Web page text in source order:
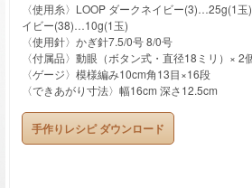
〈使用糸〉LOOP ダークネイビー(3)…25g(1
イビー(38)…10g(1玉)
〈使用針〉かぎ針7.5/0号 8/0号
〈付属品〉動眼（ボタン式・直径18ミリ）× 2
〈ゲージ〉模様編み10cm角13目×16段
〈できあがり寸法〉幅16cm 深さ12.5cm
手作りレシピ ダウンロード